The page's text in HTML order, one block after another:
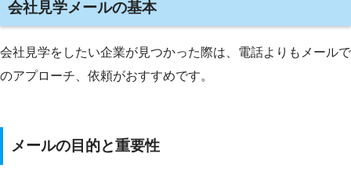
会社見学メールの基本
会社見学をしたい企業が見つかった際は、電話よりもメールで
のアプローチ、依頼がおすすめです。
メールの目的と重要性